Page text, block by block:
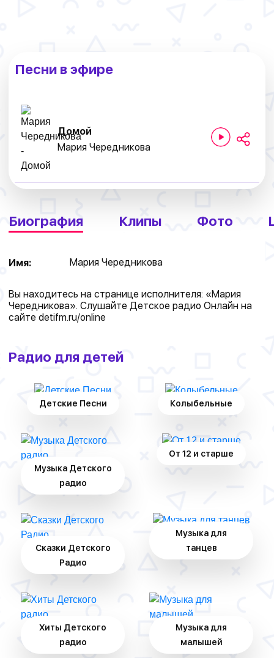
Песни в эфире
Домой
Мария Чередникова
Биография Клипы Фото
Имя: Мария Чередникова
Вы находитесь на странице исполнителя: «Мария
Чередникова». Слушайте Детское радио Онлайн на
сайте detifm.ru/online
Радио для детей
Детские Песни Колыбельные
Музыка Детского
радио
От 12 и старше
Сказки Детского
Радио
Музыка для
танцев
Хиты Детского
радио
Музыка для
малышей